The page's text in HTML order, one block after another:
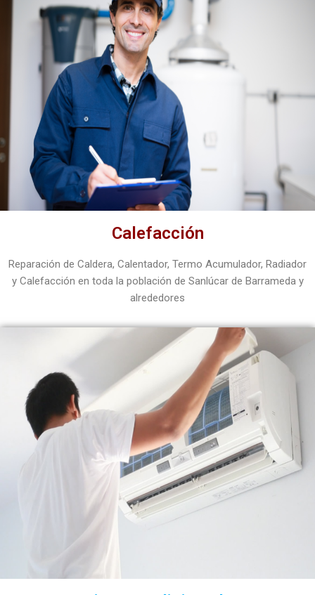
Calefacción
Reparación de Caldera, Calentador, Termo Acumulador, Radiador
y Calefacción en toda la población de Sanlúcar de Barrameda y
alrededores